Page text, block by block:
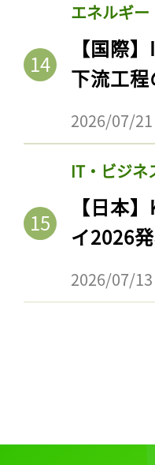
エネルギー
【国際
下流工
2026/07/21
IT・ビジネ
【日本
イ2026
2026/07/13